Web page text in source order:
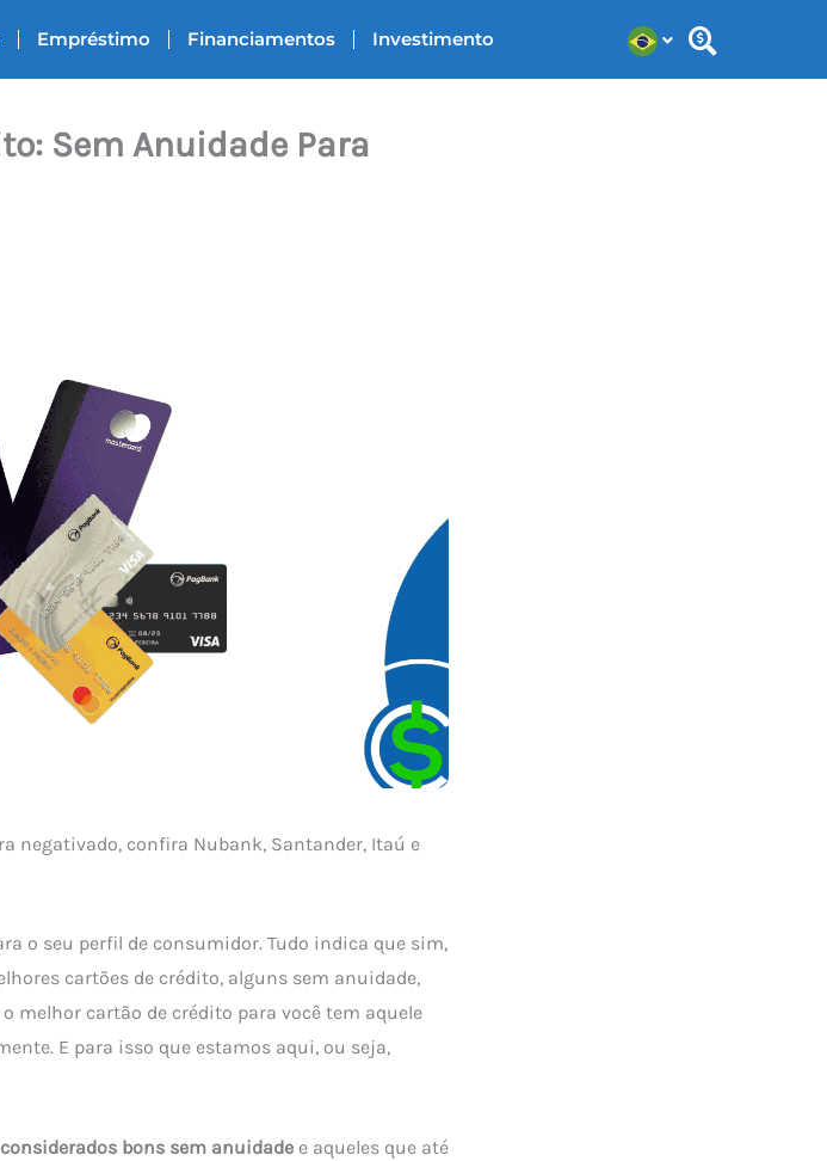
Empréstimo Financiamentos Investimento
Sem Anuidade Para
negativado, confira Nubank, Santander, Itaú e
o seu perfil de consumidor. Tudo indica que sim,
cartões de crédito, alguns sem anuidade,
melhor cartão de crédito para você tem aquele
E para isso que estamos aqui, ou seja,
bons sem anuidade e aqueles que até